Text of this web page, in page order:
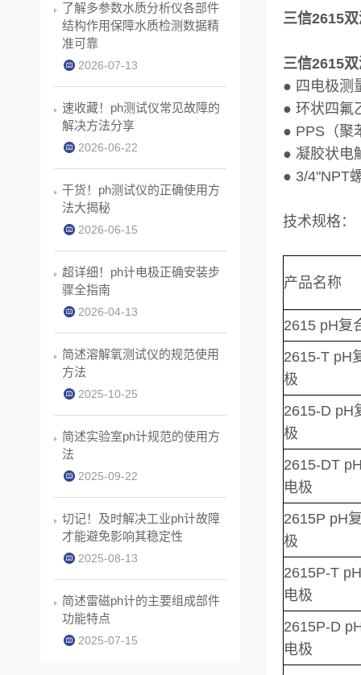
三信2615
三信2615
● 四电极测
● 环状四氟
● PPS（聚
● 凝胶状电
● 3/4"NPT
技术规格：
产品名称
2615 pH复
2615-T pH
极
2615-D pH
极
2615-DT
电极
2615P pH
极
2615P-T
电极
2615P-D
电极
了解多参数水质分析仪各部件
结构作用保障水质检测数据精
准可靠
2026-07-13
速收藏！ph测试仪常见故障的
解决方法分享
2026-06-22
干货！ph测试仪的正确使用方
法大揭秘
2026-06-15
超详细！ph计电极正确安装步
骤全指南
2026-04-13
简述溶解氧测试仪的规范使用
方法
2025-10-25
简述实验室ph计规范的使用方
法
2025-09-22
切记！及时解决工业ph计故障
才能避免影响其稳定性
2025-08-13
简述雷磁ph计的主要组成部件
功能特点
2025-07-15